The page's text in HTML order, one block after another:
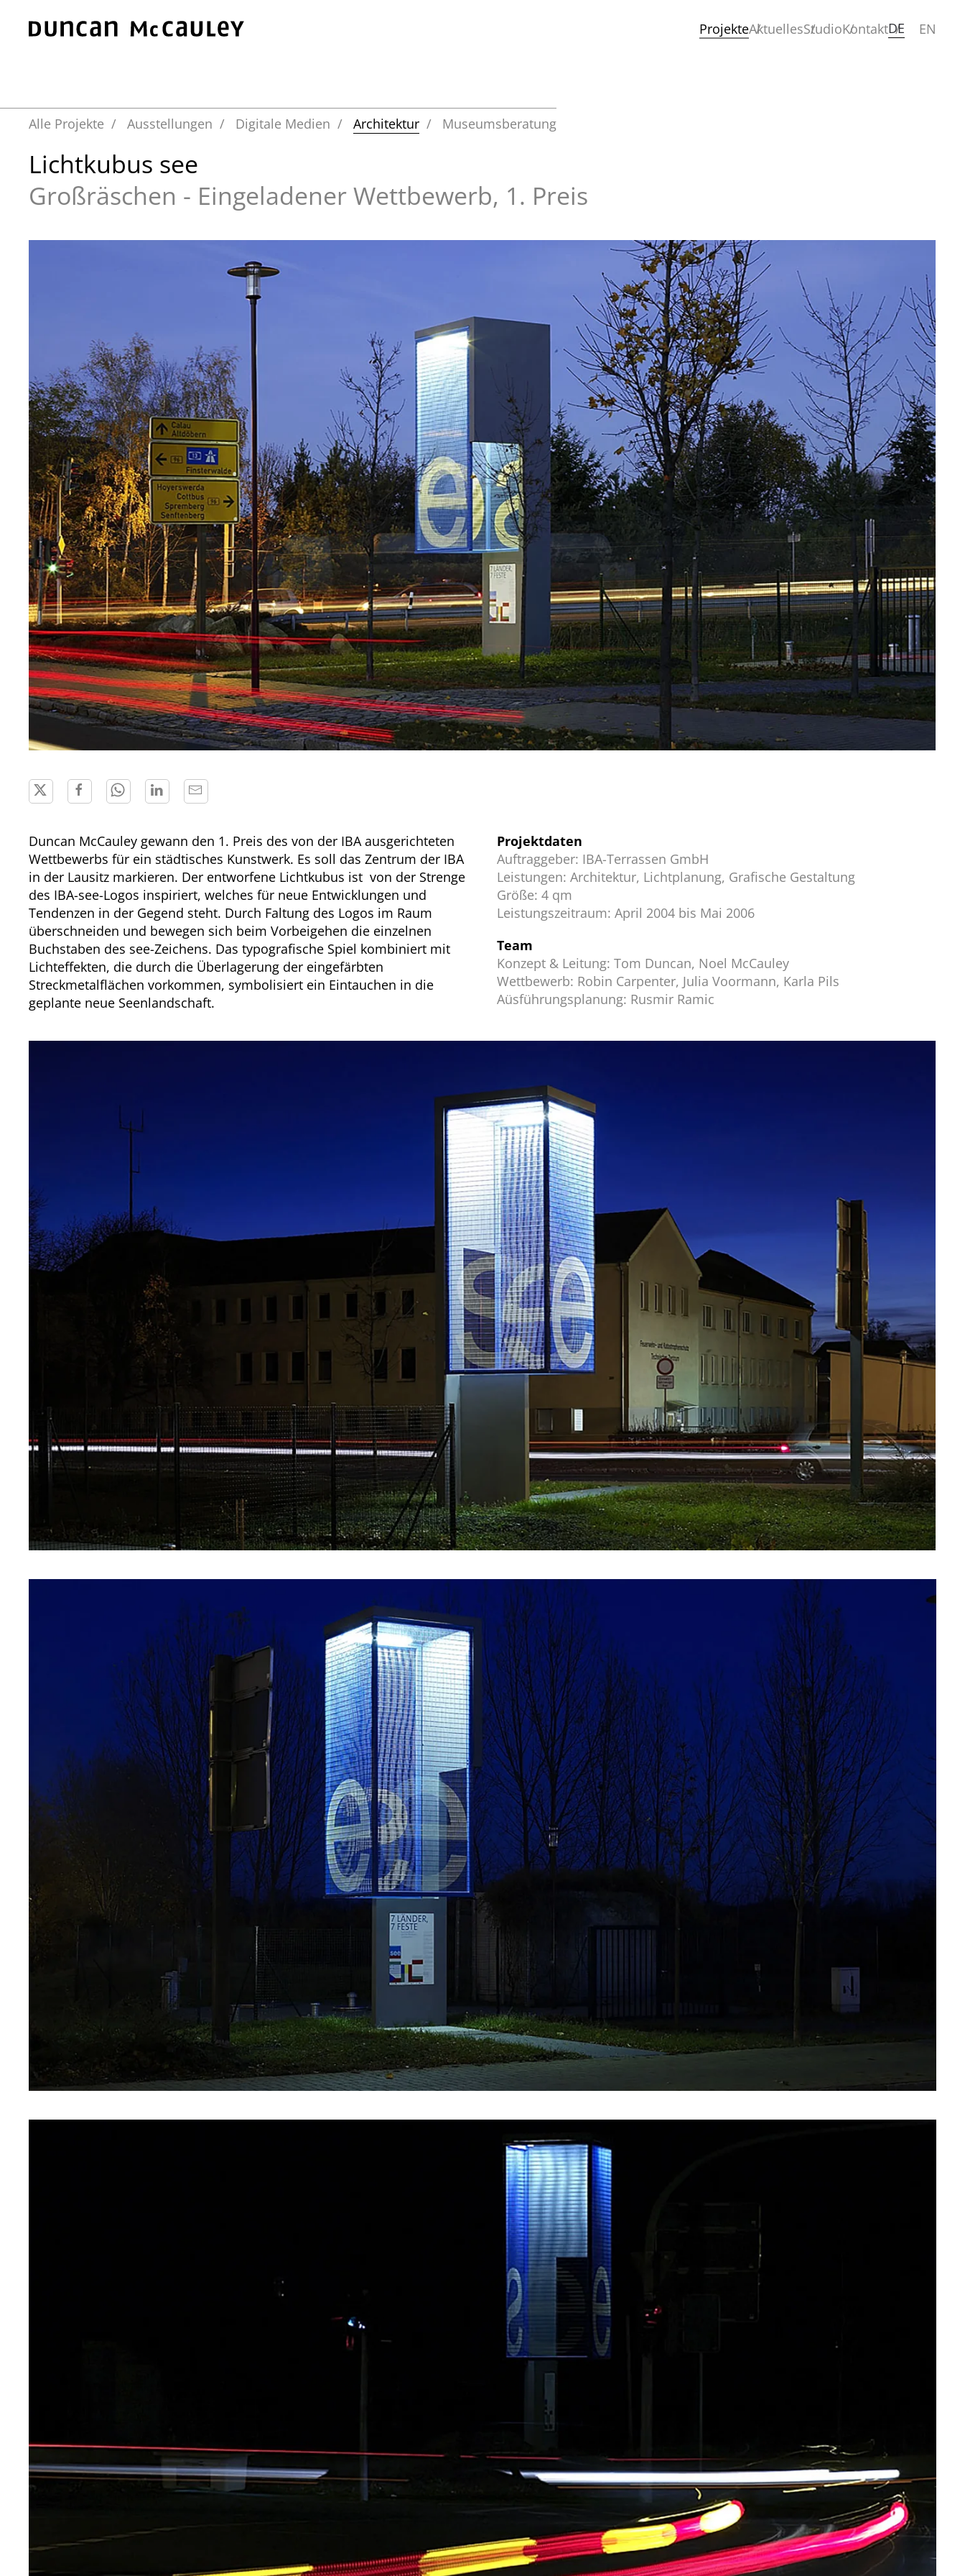
Zum Hauptinhalt springen ProjekteAktuellesStudioKontaktDE EN
Alle Projekte Ausstellungen Digitale Medien Architektur Museumsberatung
Lichtkubus see
Großräschen - Eingeladener Wettbewerb, 1. Preis
Duncan McCauley gewann den 1. Preis des von der IBA ausgerichteten
Wettbewerbs für ein städtisches Kunstwerk. Es soll das Zentrum der IBA
in der Lausitz markieren. Der entworfene Lichtkubus ist von der Strenge
des IBA-see-Logos inspiriert, welches für neue Entwicklungen und
Tendenzen in der Gegend steht. Durch Faltung des Logos im Raum
überschneiden und bewegen sich beim Vorbeigehen die einzelnen
Buchstaben des see-Zeichens. Das typografische Spiel kombiniert mit
Lichteffekten, die durch die Überlagerung der eingefärbten
Streckmetalflächen vorkommen, symbolisiert ein Eintauchen in die
geplante neue Seenlandschaft.
Projektdaten
Auftraggeber: IBA-Terrassen GmbH
Leistungen: Architektur, Lichtplanung, Grafische Gestaltung
Größe: 4 qm
Leistungszeitraum: April 2004 bis Mai 2006
Team
Konzept & Leitung: Tom Duncan, Noel McCauley
Wettbewerb: Robin Carpenter, Julia Voormann, Karla Pils
Aüsführungsplanung: Rusmir Ramic